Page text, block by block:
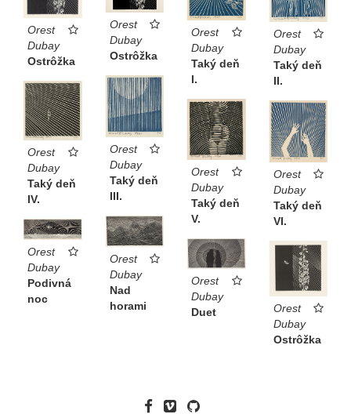
Orest
Dubay
Ostrôžka
Orest
Dubay
Ostrôžka
Orest
Dubay
Taký deň
I.
Orest
Dubay
Taký deň
II.
Orest
Dubay
Taký deň
III.
Orest
Dubay
Taký deň
IV.
Orest
Dubay
Taký deň
V.
Orest
Dubay
Taký deň
VI.
Orest
Dubay
Nad
horami
Orest
Dubay
Podivná
noc
Orest
Dubay
Duet
Orest
Dubay
Ostrôžka